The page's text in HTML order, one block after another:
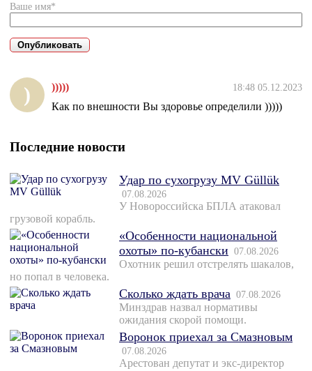
Ваше имя*
) ))))) 18:48 05.12.2023
Как по внешности Вы здоровье определили )))))
Последние новости
Удар по сухогрузу MV Güllük
07.08.2026
У Новороссийска БПЛА атаковал
грузовой корабль.
«Особенности национальной
охоты» по-кубански 07.08.2026
Охотник решил отстрелять шакалов,
но попал в человека.
Сколько ждать врача 07.08.2026
Минздрав назвал нормативы
ожидания скорой помощи.
Воронок приехал за Смазновым
07.08.2026
Арестован депутат и экс-директор